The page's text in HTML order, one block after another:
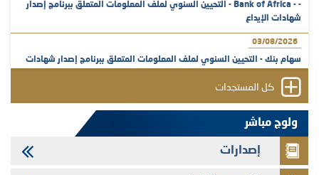
- - Bank of Africa - التحيين السنوي لملف المعلومات المتعلق ببرنامج إصدار
شهادات الإيداع
03/08/2026
سهام بنك - التحيين السنوي لملف المعلومات المتعلق ببرنامج إصدار شهادات
31/07/2026
VEOLIA ENVIRONNEMENT - تؤشر الهيئة المغربية لسوق الرساميل على
المنشور النهائي المتعلق بالزيادة في الرأسمال المخصصة لأجراء المجموعة
29/07/2026
وفابايل - التحيين السنوي لملف المعلومات المتعلق ببرنامج إصدار سندات
كل المستجدات
ولوج مباشر
إصدارات